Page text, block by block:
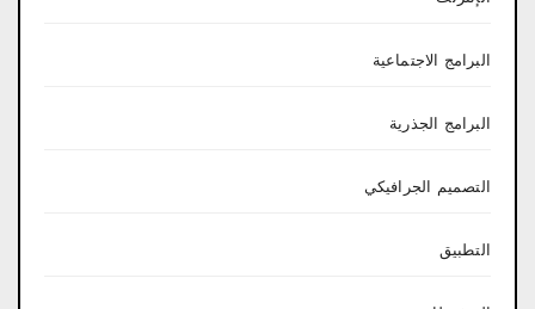
البرامج الاجتماعية
البرامج الجذرية
التصميم الجرافيكي
التطبيق